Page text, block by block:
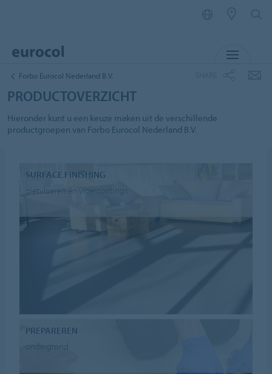
Forbo Eurocol Nederland B.V.
PRODUCTOVERZICHT
Hieronder kunt u een keuze maken uit de verschillende
productgroepen van Forbo Eurocol Nederland B.V.
SURFACE FINISHING
gietvloeren en vloercoatings
PREPAREREN
ondergrond